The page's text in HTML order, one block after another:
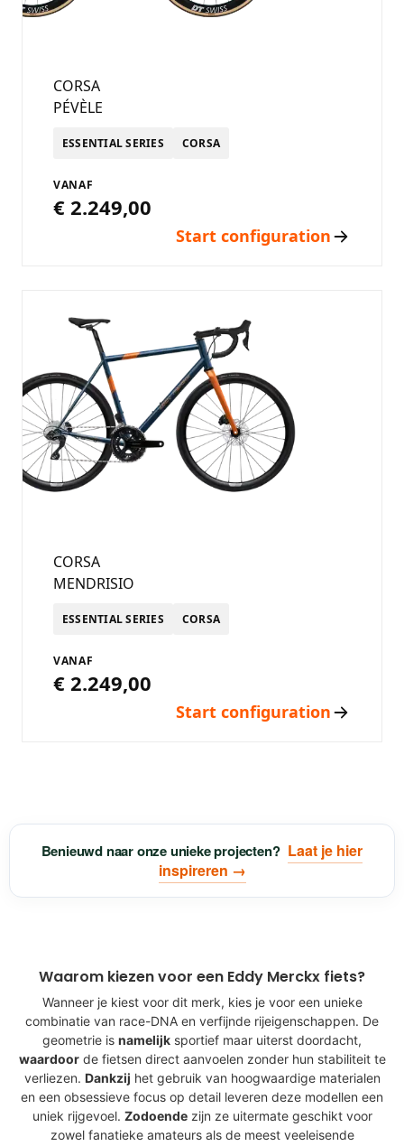
CORSA
PÉVÈLE
ESSENTIAL SERIES CORSA
VANAF
€ 2.249,00
Start configuration
CORSA
MENDRISIO
ESSENTIAL SERIES CORSA
VANAF
€ 2.249,00
Start configuration
Benieuwd naar onze unieke projecten? Laat je hier
inspireren →
Waarom kiezen voor een Eddy Merckx fiets?
Wanneer je kiest voor dit merk, kies je voor een unieke
combinatie van race-DNA en verfijnde rijeigenschappen. De
geometrie is namelijk sportief maar uiterst doordacht,
waardoorde fietsen direct aanvoelen zonder hun stabiliteit te
verliezen. Dankzij het gebruik van hoogwaardige materialen
en een obsessieve focus op detail leveren deze modellen een
uniek rijgevoel. Zodoendezijn ze uitermate geschikt voor
zowel fanatieke amateurs als de meest veeleisende